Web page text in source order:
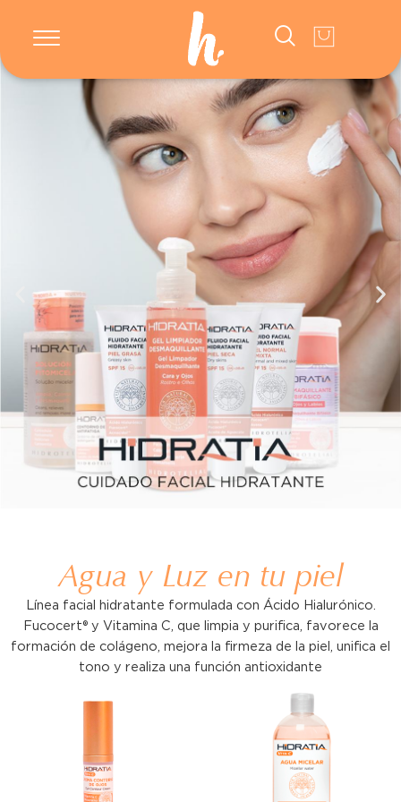
Agua y Luz en tu piel
Línea facial hidratante formulada con Ácido Hialurónico.
Fucocert® y Vitamina C, que limpia y purifica, favorece la
formación de colágeno, mejora la firmeza de la piel, unifica el
tono y realiza una función antioxidante